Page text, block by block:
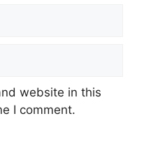
website in this
I comment.